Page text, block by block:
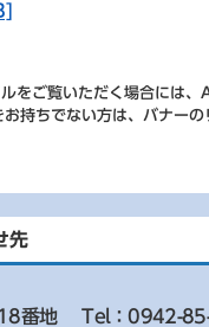
をご覧いただく場合には
持ちでない方は、バナーの
先
番地
Tel：0942-